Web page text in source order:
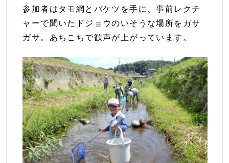
参加者はタモ網とバケツを手に、事前レクチ
ャーで聞いたドジョウのいそうな場所をガサ
ガサ。あちこちで歓声が上がっています。